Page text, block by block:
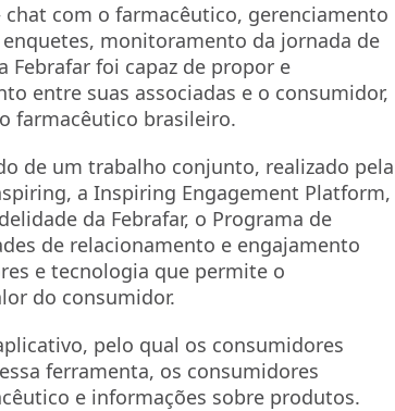
com o farmacêutico, gerenciamento
monitoramento da jornada de
foi capaz de propor e
entre suas associadas e o consumidor,
farmacêutico brasileiro.
de um trabalho conjunto, realizado pela
a Inspiring Engagement Platform,
da Febrafar, o Programa de
de relacionamento e engajamento
e tecnologia que permite o
do consumidor.
pelo qual os consumidores
ferramenta, os consumidores
e informações sobre produtos.